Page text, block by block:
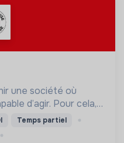
une société où
d’agir. Pour cela,
et des lieux
à tous.
Temps partiel